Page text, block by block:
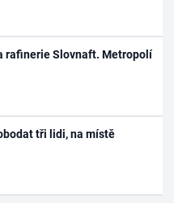
rafinerie Slovnaft. Metropolí
tři lidi, na místě